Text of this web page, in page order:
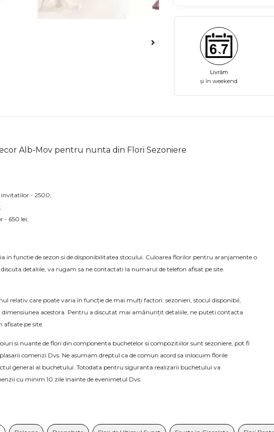
Livrăm
și în weekend
Alb-Mov pentru nunta din Flori Sezoniere
- 2500;
- 650 lei;
in functie de sezon si de disponibilitatea stocului. Culoarea florilor pentru aranjamente o
detaliile, va rugam sa ne contactati la numarul de telefon afisat pe site.
relativ care poate varia în funcție de mai mulți factori: sezonieri, stocul disponibil,
acestora. Pentru a discutat mai amănunțit detaliile, ne puteti contacta
pe site.
si nuante de flori din componenta buchetelor si compozitiilor sunt sezoniere, pot fi
comenzi Dvs. Ne asumam dreptul ca de comun acord sa inlocuim florile
general al buchetului. Totodata pentru siguranta realizarii buchetului va
cu minim 10 zile înainte de evenimetul Dvs.